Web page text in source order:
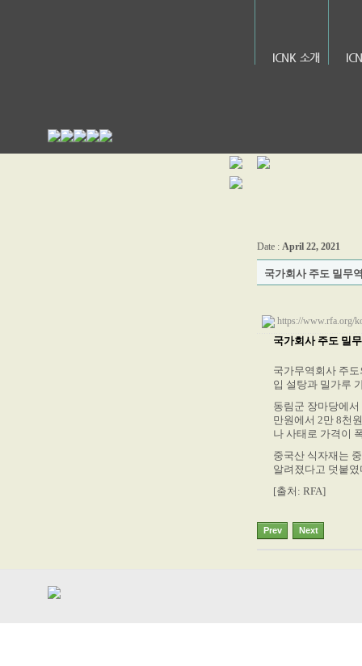
ICNK 소개
Date : April 22, 2021
국가회사 주도 밀무
https://www.rfa.org/
국가회사 주도 밀
국가무역회사 주
입 설탕과 밀가루
동림군 장마당에
만원에서 2만 8천
나 사태로 가격이
중국산 식자재는
알려졌다고 덧붙
[출처: RFA]
Prev Next